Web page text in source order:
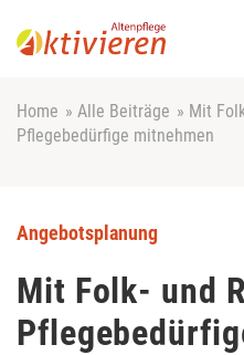
Home » Alle Beiträge » Mit
Pflegebedürfige mitnehmen
Angebotsplanung
Mit Folk- und